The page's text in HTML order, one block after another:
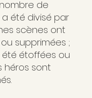
de
été divisé par
scènes ont
supprimées ;
été étoffées ou
héros sont